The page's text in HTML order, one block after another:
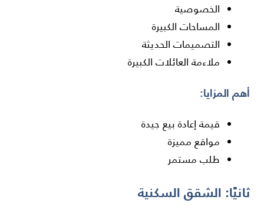
الخصوصية
المساحات الكبيرة
التصميمات الحديثة
ملاءمة العائلات الكبيرة
أهم المزايا:
قيمة إعادة بيع جيدة
مواقع مميزة
طلب مستمر
ثانيًا: الشقق السكنية